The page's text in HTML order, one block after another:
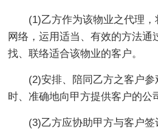
(1)乙方作为该物业之代理
网络，运用适当、有效的方法通
找、联络适合该物业的客户。
(2)安排、陪同乙方之客户
时、准确地向甲方提供客户的公
(3)乙方应协助甲方与客户